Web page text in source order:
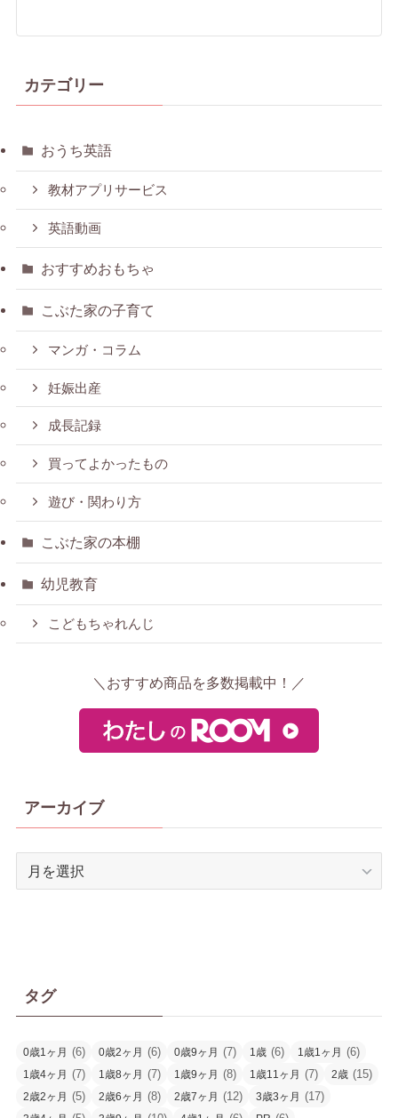
カテゴリー
おうち英語
教材アプリサービス
英語動画
おすすめおもちゃ
こぶた家の子育て
マンガ・コラム
妊娠出産
成長記録
買ってよかったもの
遊び・関わり方
こぶた家の本棚
幼児教育
こどもちゃれんじ
＼おすすめ商品を多数掲載中！／
アーカイブ
タグ
0歳1ヶ月 (6) 0歳2ヶ月 (6) 0歳9ヶ月 (7) 1歳 (6) 1歳1ヶ月 (6)
1歳4ヶ月 (7) 1歳8ヶ月 (7) 1歳9ヶ月 (8) 1歳11ヶ月 (7) 2歳 (15)
2歳2ヶ月 (5) 2歳6ヶ月 (8) 2歳7ヶ月 (12) 3歳3ヶ月 (17)